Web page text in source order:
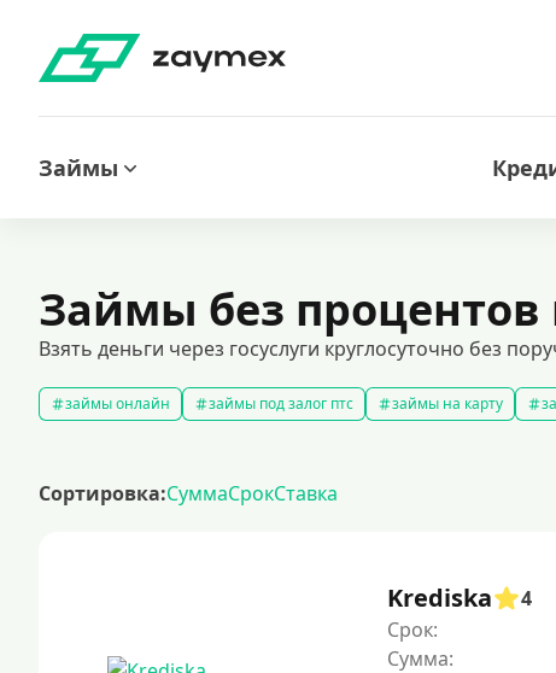
Займы
Займы без
Взять деньги через госуслуги круглосуточно без
займы онлайн займы под залог птс займы на карту
Сортировка:СуммаСрокСтавка
Krediska
4
Срок:
Сумма: